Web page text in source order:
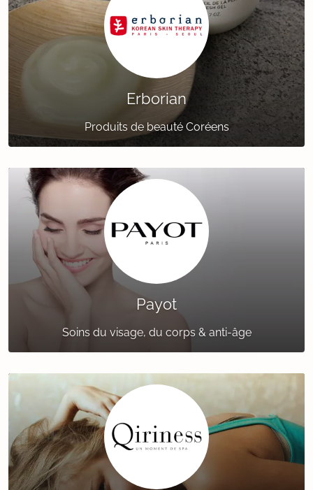
Erborian
Produits de beauté Coréens
Payot
Soins du visage, du corps & anti-âge